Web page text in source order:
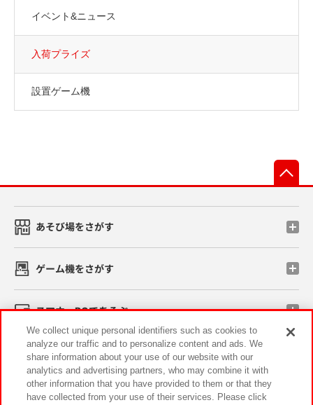
イベント&ニュース
入荷プライズ
設置ゲーム機
あそび場をさがす
ゲーム機をさがす
スマホ・PCであそぶ
イベント・キャンペーン
We collect unique personal identifiers such as cookies to
analyze our traffic and to personalize content and ads. We
share information about your use of our website with our
analytics and advertising partners, who may combine it with
other information that you have provided to them or that they
have collected from your use of their services. Please click